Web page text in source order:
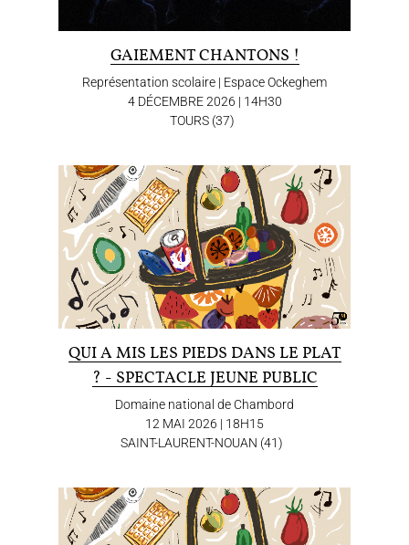
GAIEMENT CHANTONS !
Représentation scolaire | Espace Ockeghem
4 DÉCEMBRE 2026 | 14H30
TOURS (37)
QUI A MIS LES PIEDS DANS LE PLAT
? - SPECTACLE JEUNE PUBLIC
Domaine national de Chambord
12 MAI 2026 | 18H15
SAINT-LAURENT-NOUAN (41)